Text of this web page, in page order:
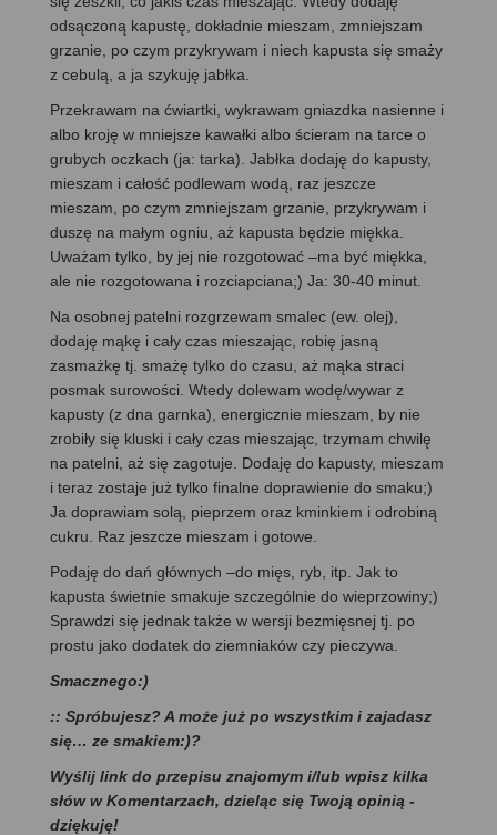
odsączoną kapustę, dokładnie mieszam, zmniejszam
grzanie, po czym przykrywam i niech kapusta się smaży
z cebulą, a ja szykuję jabłka.
Przekrawam na ćwiartki, wykrawam gniazdka nasienne i
albo kroję w mniejsze kawałki albo ścieram na tarce o
grubych oczkach (ja: tarka). Jabłka dodaję do kapusty,
mieszam i całość podlewam wodą, raz jeszcze
mieszam, po czym zmniejszam grzanie, przykrywam i
duszę na małym ogniu, aż kapusta będzie miękka.
Uważam tylko, by jej nie rozgotować –ma być miękka,
ale nie rozgotowana i rozciapciana;) Ja: 30-40 minut.
Na osobnej patelni rozgrzewam smalec (ew. olej),
dodaję mąkę i cały czas mieszając, robię jasną
zasmażkę tj. smażę tylko do czasu, aż mąka straci
posmak surowości. Wtedy dolewam wodę/wywar z
kapusty (z dna garnka), energicznie mieszam, by nie
zrobiły się kluski i cały czas mieszając, trzymam chwilę
na patelni, aż się zagotuje. Dodaję do kapusty, mieszam
i teraz zostaje już tylko finalne doprawienie do smaku;)
Ja doprawiam solą, pieprzem oraz kminkiem i odrobiną
cukru. Raz jeszcze mieszam i gotowe.
Podaję do dań głównych –do mięs, ryb, itp. Jak to
kapusta świetnie smakuje szczególnie do wieprzowiny;)
Sprawdzi się jednak także w wersji bezmięsnej tj. po
prostu jako dodatek do ziemniaków czy pieczywa.
Smacznego:)
:: Spróbujesz? A może już po wszystkim i zajadasz
się… ze smakiem:)?
Wyślij link do przepisu znajomym i/lub wpisz kilka
słów w Komentarzach, dzieląc się Twoją opinią -
dziękuję!